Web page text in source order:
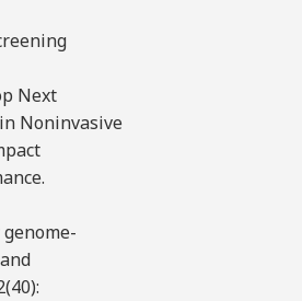
Next
Noninvasive
genome-